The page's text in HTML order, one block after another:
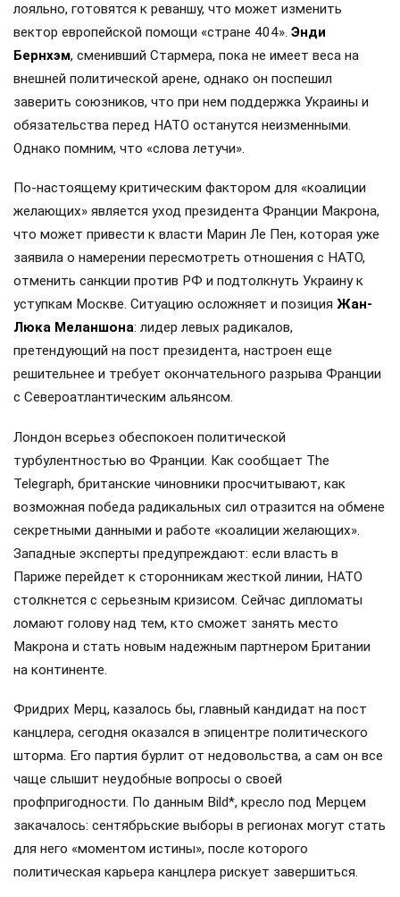
лояльно, готовятся к реваншу, что может изменить
вектор европейской помощи «стране 404». Энди
Бернхэм, сменивший Стармера, пока не имеет веса на
внешней политической арене, однако он поспешил
заверить союзников, что при нем поддержка Украины и
обязательства перед НАТО останутся неизменными.
Однако помним, что «слова летучи».
По-настоящему критическим фактором для «коалиции
желающих» является уход президента Франции Макрона,
что может привести к власти Марин Ле Пен, которая уже
заявила о намерении пересмотреть отношения с НАТО,
отменить санкции против РФ и подтолкнуть Украину к
уступкам Москве. Ситуацию осложняет и позиция Жан-
Люка Меланшона: лидер левых радикалов,
претендующий на пост президента, настроен еще
решительнее и требует окончательного разрыва Франции
с Североатлантическим альянсом.
Лондон всерьез обеспокоен политической
турбулентностью во Франции. Как сообщает The
Telegraph, британские чиновники просчитывают, как
возможная победа радикальных сил отразится на обмене
секретными данными и работе «коалиции желающих».
Западные эксперты предупреждают: если власть в
Париже перейдет к сторонникам жесткой линии, НАТО
столкнется с серьезным кризисом. Сейчас дипломаты
ломают голову над тем, кто сможет занять место
Макрона и стать новым надежным партнером Британии
на континенте.
Фридрих Мерц, казалось бы, главный кандидат на пост
канцлера, сегодня оказался в эпицентре политического
шторма. Его партия бурлит от недовольства, а сам он все
чаще слышит неудобные вопросы о своей
профпригодности. По данным Bild*, кресло под Мерцем
закачалось: сентябрьские выборы в регионах могут стать
для него «моментом истины», после которого
политическая карьера канцлера рискует завершиться.